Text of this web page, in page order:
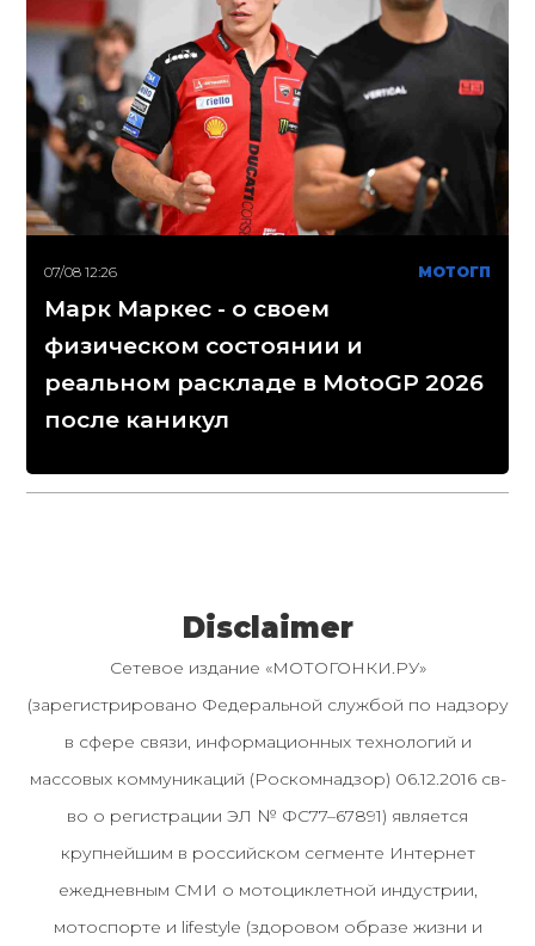
07/08 12:26 МОТОГП
Марк Маркес - о своем
физическом состоянии и
реальном раскладе в MotoGP 2026
после каникул
Disclaimer
Сетевое издание «МОТОГОНКИ.РУ»
(зарегистрировано Федеральной службой по надзору
в сфере связи, информационных технологий и
массовых коммуникаций (Роскомнадзор) 06.12.2016 св-
во о регистрации ЭЛ № ФС77–67891) является
крупнейшим в российском сегменте Интернет
ежедневным СМИ о мотоциклетной индустрии,
мотоспорте и lifestyle (здоровом образе жизни и